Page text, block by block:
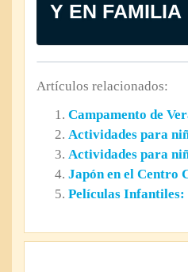
Y EN FAMILIA
Artículos relacionados:
Campamento de
Actividades para
Actividades para
Japón en el Centro
Películas Infantiles: